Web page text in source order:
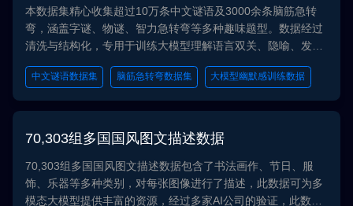
觉问答任务等。
本数据集精心收集超过10万条中文谜语及3000余条脑筋急转
弯，涵盖字谜、物谜、智力急转弯等多种趣味题型。数据经过
清洗与结构化，专用于训练大模型理解语言双关、隐喻、发散
思维与创意推理能力，是开发智能对话、娱乐互动AI及评测模
型幽默感的优质资源。
中文谜语数据集 脑筋急转弯数据集 大模型幽默感训练数据
语言歧义与创意推理数据集 娱乐聊天机器人训练数据集
70,303组多国国风图文描述数据
70,303组多国国风图文描述数据包含了书法画作、节日、服
饰、乐器等多种类别，对每张图像进行了描述，此数据可为多
模态大模型提供丰富的资源，经过多家AI公司的验证，此数据